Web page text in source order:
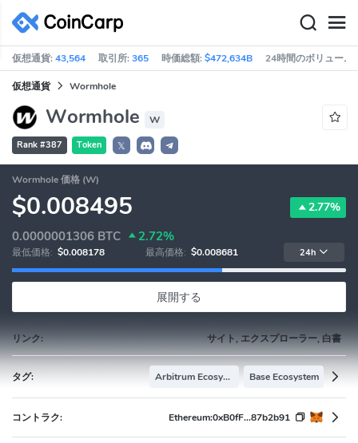
仮想通貨:43,564 取引所:365 時価総額:$472,634B 24時間のボリューム:
仮想通貨 Wormhole
Wormhole W
Rank #387 Token 𝕏
Wormhole 価格 (W)
$0.008495 2.77%
0.0000001306 BTC 2.72%
最低価格: $0.008178 最高価格: $0.008681 24h
展開する
リンク: サイト, エクスプローラー, 白書
タグ: Arbitrum Ecosystem Base Ecosystem
コントラク: Ethereum:0xB0fF...87b2b91